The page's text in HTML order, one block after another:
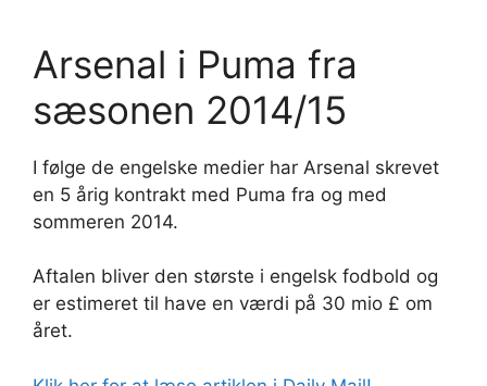
Arsenal i Puma fra
sæsonen 2014/15
I følge de engelske medier har Arsenal skrevet
en 5 årig kontrakt med Puma fra og med
sommeren 2014.
Aftalen bliver den største i engelsk fodbold og
er estimeret til have en værdi på 30 mio £ om
året.